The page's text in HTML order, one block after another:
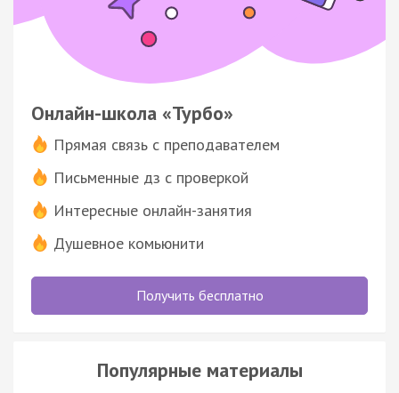
Онлайн-школа «Турбо»
Прямая связь с преподавателем
Письменные дз с проверкой
Интересные онлайн-занятия
Душевное комьюнити
Получить бесплатно
Популярные материалы